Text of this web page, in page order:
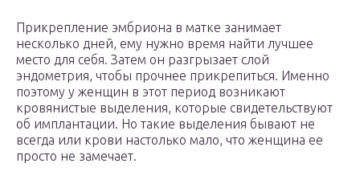
Прикрепление эмбриона в матке занимает
несколько дней, ему нужно время найти лучшее
место для себя. Затем он разгрызает слой
эндометрия, чтобы прочнее прикрепиться. Именно
поэтому у женщин в этот период возникают
кровянистые выделения, которые свидетельствуют
об имплантации. Но такие выделения бывают не
всегда или крови настолько мало, что женщина ее
просто не замечает.